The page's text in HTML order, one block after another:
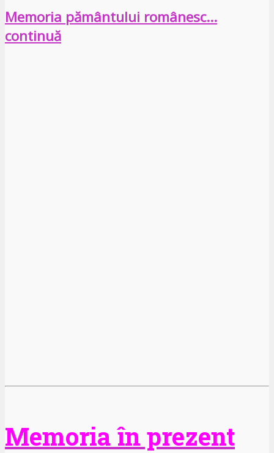
Memoria pământului românesc…
continuă
Memoria în prezent